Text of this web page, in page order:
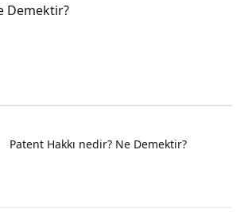
Demektir?
Patent Hakkı nedir? Ne Demektir?